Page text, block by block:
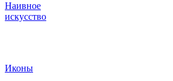
Наивное
искусство
Иконы